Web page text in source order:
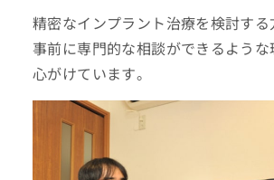
精密なインプラント治療を検討する
事前に専門的な相談ができるような
心がけています。